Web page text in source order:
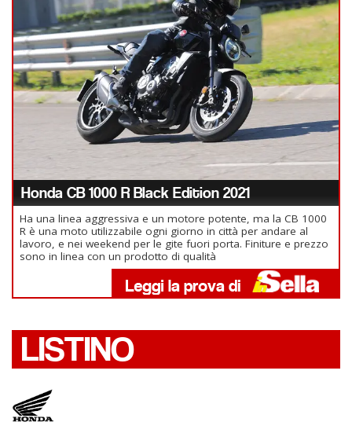
Honda CB 1000 R Black Edition 2021
Ha una linea aggressiva e un motore potente, ma la CB 1000
R è una moto utilizzabile ogni giorno in città per andare al
lavoro, e nei weekend per le gite fuori porta. Finiture e prezzo
sono in linea con un prodotto di qualità
LISTINO